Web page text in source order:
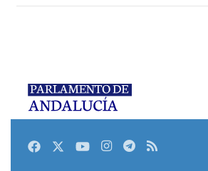
FacebookTwitterYoutubeInstagram
Telegram
RSS